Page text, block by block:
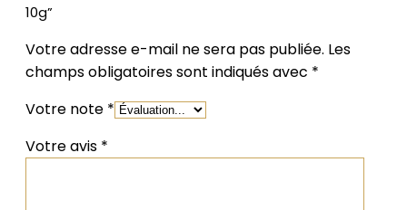
10g”
Votre adresse e-mail ne sera pas publiée. Les
champs obligatoires sont indiqués avec *
Votre note *
Votre avis *